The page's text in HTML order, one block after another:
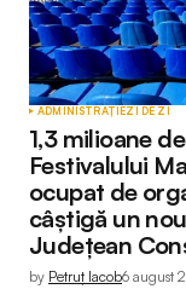
ADMINISTRAȚIEZI DE ZI
1,3 milioane
Festivalului
ocupat de
câștigă un
Județean
by Petruț Iacob6 august